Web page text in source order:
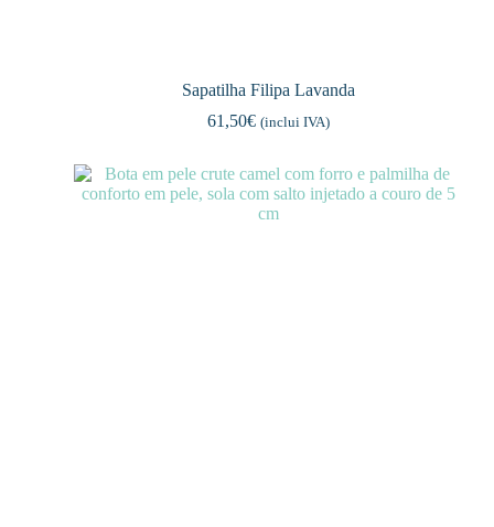
Sapatilha Filipa Lavanda
61,50€ (inclui IVA)